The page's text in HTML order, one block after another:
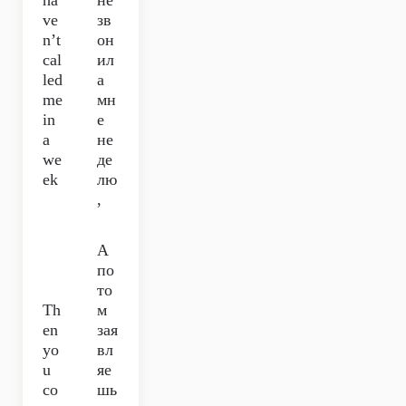
ve
n’t
cal
led
me
in
a
we
ek
зв
он
ил
а
мн
е
не
де
лю
,
Th
en
yo
u
co
А
по
то
м
зая
вл
яе
шь